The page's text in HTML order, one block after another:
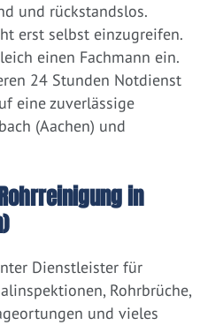
und rückstandslos.
erst selbst einzugreifen.
einen Fachmann ein.
24 Stunden Notdienst
eine zuverlässige
(Aachen) und
in
Dienstleister für
Rohrbrüche,
und vieles